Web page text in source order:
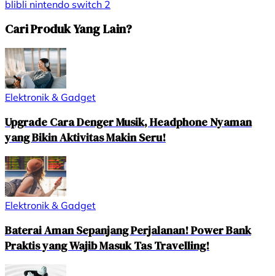
blibli nintendo switch 2
Cari Produk Yang Lain?
Elektronik & Gadget
Upgrade Cara Denger Musik, Headphone Nyaman
yang Bikin Aktivitas Makin Seru!
Elektronik & Gadget
Baterai Aman Sepanjang Perjalanan! Power Bank
Praktis yang Wajib Masuk Tas Travelling!